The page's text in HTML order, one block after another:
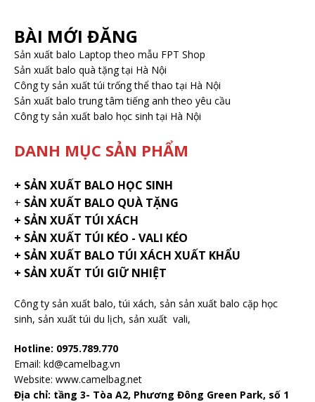
BÀI MỚI ĐĂNG
Sản xuất balo Laptop theo mẫu FPT Shop
Sản xuất balo quà tặng tại Hà Nội
Công ty sản xuất túi trống thể thao tại Hà Nội
Sản xuất balo trung tâm tiếng anh theo yêu cầu
Công ty sản xuất balo học sinh tại Hà Nội
DANH MỤC SẢN PHẨM
+ SẢN XUẤT BALO HỌC SINH
+ SẢN XUẤT BALO QUÀ TẶNG
+ SẢN XUẤT TÚI XÁCH
+ SẢN XUẤT TÚI KÉO - VALI KÉO
+ SẢN XUẤT BALO TÚI XÁCH XUẤT KHẨU
+ SẢN XUẤT TÚI GIỮ NHIỆT
Công ty sản xuất balo, túi xách, sản sản xuất balo cặp học
sinh, sản xuất túi du lịch, sản xuất vali,
Hotline: 0975.789.770
Email: kd@camelbag.vn
Website: www.camelbag.net
Địa chỉ: tầng 3- Tòa A2, Phương Đông Green Park, số 1